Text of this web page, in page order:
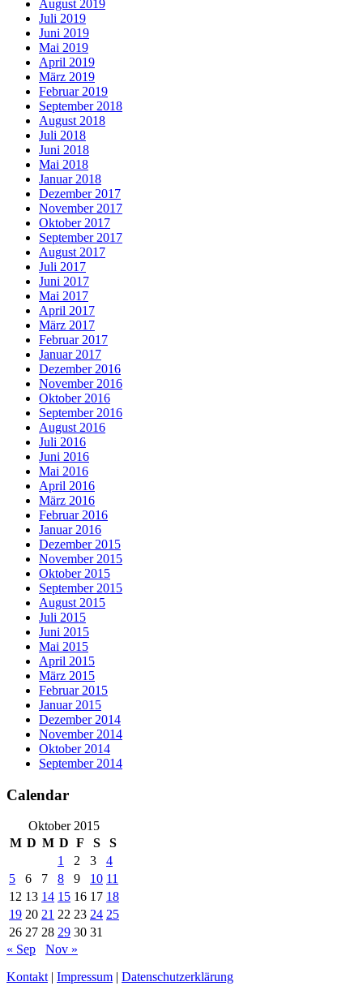
August 2019
Juli 2019
Juni 2019
Mai 2019
April 2019
März 2019
Februar 2019
September 2018
August 2018
Juli 2018
Juni 2018
Mai 2018
Januar 2018
Dezember 2017
November 2017
Oktober 2017
September 2017
August 2017
Juli 2017
Juni 2017
Mai 2017
April 2017
März 2017
Februar 2017
Januar 2017
Dezember 2016
November 2016
Oktober 2016
September 2016
August 2016
Juli 2016
Juni 2016
Mai 2016
April 2016
März 2016
Februar 2016
Januar 2016
Dezember 2015
November 2015
Oktober 2015
September 2015
August 2015
Juli 2015
Juni 2015
Mai 2015
April 2015
März 2015
Februar 2015
Januar 2015
Dezember 2014
November 2014
Oktober 2014
September 2014
Calendar
Oktober 2015
M D M D F S
S
1
2 3
4
5
6 7 8 9 10 11
12 13 14 15 16 17 18
19 20 21 22 23 24 25
26 27 28 29 30 31
« Sep
Nov »
Kontakt| Impressum Datenschutzerklärung